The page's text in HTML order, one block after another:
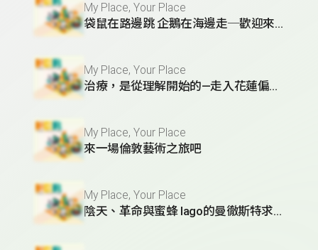
My Place, Your Place
袋鼠在路邊跳 企鵝在海邊走─歡迎來到墨爾本
My Place, Your Place
治療，是從理解開始的—走入花蓮偏鄉義診的啟發
My Place, Your Place
來一場倫敦藝術之旅吧
My Place, Your Place
陰天、革命與蜜蜂 Iago的曼徹斯特求學日常